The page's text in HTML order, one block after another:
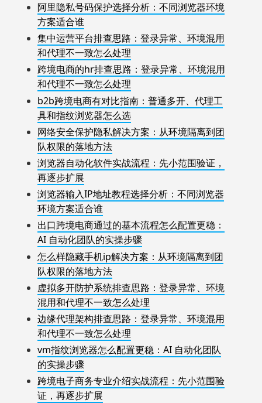
阿里隐私号码保护选择分析：不同浏览器环境
方案适合谁
集中运营平台排查思路：登录异常、环境混用
和代理不一致怎么处理
跨境电商的hr排查思路：登录异常、环境混用
和代理不一致怎么处理
b2b跨境电商有对比指南：普通多开、代理工
具和指纹浏览器怎么选
网络安全保护隐私解决方案：从环境隔离到团
队权限的落地方法
浏览器自动化软件实战流程：先小范围验证，
再逐步扩展
浏览器输入IP地址教程选择分析：不同浏览器
环境方案适合谁
出口跨境电商通过的基本流程怎么配置更稳：
AI 自动化团队的实操步骤
怎么样隐藏手机ip解决方案：从环境隔离到团
队权限的落地方法
虚拟多开防护系统排查思路：登录异常、环境
混用和代理不一致怎么处理
边缘代理架构排查思路：登录异常、环境混用
和代理不一致怎么处理
vm指纹浏览器怎么配置更稳：AI 自动化团队
的实操步骤
跨境电子商务专业介绍实战流程：先小范围验
证，再逐步扩展